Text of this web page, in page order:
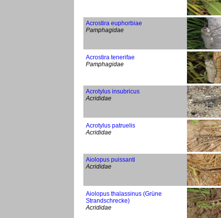
Acrostira euphorbiae
Pamphagidae
Acrostira tenerifae
Pamphagidae
Acrotylus insubricus
Acrididae
Acrotylus patruelis
Acrididae
Aiolopus puissanti
Acrididae
Aiolopus thalassinus (Grüne
Strandschrecke)
Acrididae